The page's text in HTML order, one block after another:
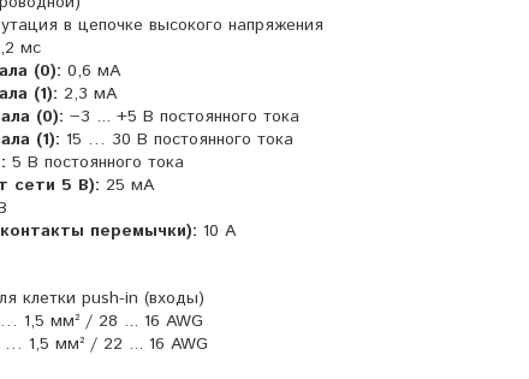
в цепочке высокого напряжения
мс
(0): 0,6 мА
(1): 2,3 мА
(0): −3 ... +5 В постоянного тока
(1): 15 … 30 В постоянного тока
5 В постоянного тока
сети 5 В): 25 мА
перемычки): 10 A
клетки push-in (входы)
1,5 мм² / 28 ... 16 AWG
… 1,5 мм² / 22 ... 16 AWG